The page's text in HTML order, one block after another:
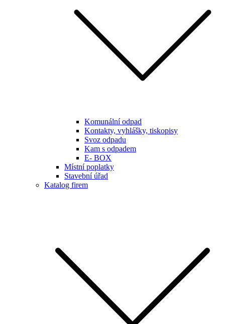
Komunální odpad
Kontakty, vyhlášky, tiskopisy
Svoz odpadu
Kam s odpadem
E- BOX
Místní poplatky
Stavební úřad
Katalog firem